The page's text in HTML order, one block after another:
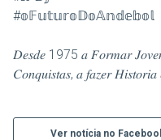
#𝕠𝔽𝕦𝕥𝕦𝕣𝕠𝔻𝕠𝔸𝕟𝕕𝕖𝕓𝕠𝕝
𝐷𝑒𝑠𝑑𝑒 1975 𝑎 𝐹𝑜𝑟𝑚𝑎𝑟
𝐶𝑜𝑛𝑞𝑢𝑖𝑠𝑡𝑎𝑠, 𝑎 𝑓𝑎𝑧𝑒𝑟
Ver notícia no